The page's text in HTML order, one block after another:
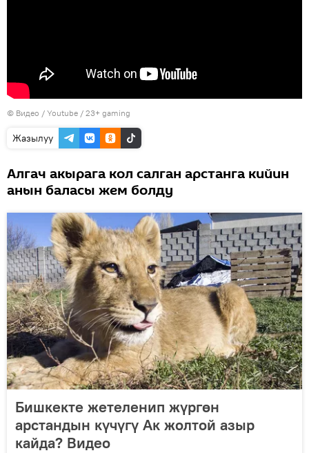
© Видео / Youtube / 23+ gaming
Жазылуу
Алгач акырага кол салган арстанга кийин
анын баласы жем болду
Бишкекте жетеленип жүргөн
арстандын күчүгү Ак жолтой азыр
кайда? Видео